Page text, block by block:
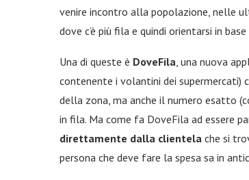
venire incontro alla popolazione, nelle
dove c’è più fila e quindi orientarsi in
Una di queste è DoveFila , una nuova
contenente i volantini dei supermercati)
della zona, ma anche il numero esatto
in fila. Ma come fa DoveFila ad essere
direttamente dalla clientela che si
persona che deve fare la spesa sa in